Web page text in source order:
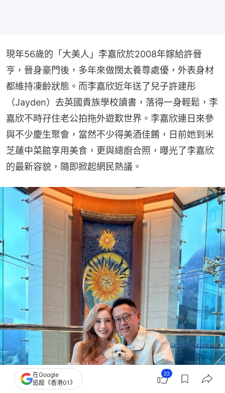
現年56歲的「大美人」李嘉欣於2008年嫁給許晉
亨，晉身豪門後，多年來做闊太養尊處優，外表身材
都維持凍齡狀態。而李嘉欣近年送了兒子許建彤
（Jayden）去英國貴族學校讀書，落得一身輕鬆，李
嘉欣不時孖住老公拍拖外遊歎世界。李嘉欣連日來參
與不少慶生聚會，當然不少得美酒佳餚，日前她到米
芝蓮中菜館享用美食，更與總廚合照，曝光了李嘉欣
的最新容貌，隨即掀起網民熱議。
在Google
追蹤《香港01》
22